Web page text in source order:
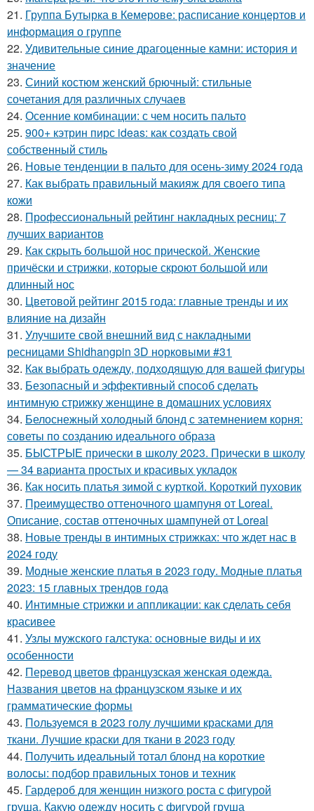
21. Группа Бутырка в Кемерове: расписание концертов и
информация о группе
22. Удивительные синие драгоценные камни: история и
значение
23. Синий костюм женский брючный: стильные
сочетания для различных случаев
24. Осенние комбинации: с чем носить пальто
25. 900+ кэтрин пирс ideas: как создать свой
собственный стиль
26. Новые тенденции в пальто для осень-зиму 2024 года
27. Как выбрать правильный макияж для своего типа
кожи
28. Профессиональный рейтинг накладных ресниц: 7
лучших вариантов
29. Как скрыть большой нос прической. Женские
причёски и стрижки, которые скроют большой или
длинный нос
30. Цветовой рейтинг 2015 года: главные тренды и их
влияние на дизайн
31. Улучшите свой внешний вид с накладными
ресницами Shidhangpin 3D норковыми #31
32. Как выбрать одежду, подходящую для вашей фигуры
33. Безопасный и эффективный способ сделать
интимную стрижку женщине в домашних условиях
34. Белоснежный холодный блонд с затемнением корня:
советы по созданию идеального образа
35. БЫСТРЫЕ прически в школу 2023. Прически в школу
— 34 варианта простых и красивых укладок
36. Как носить платья зимой с курткой. Короткий пуховик
37. Преимущество оттеночного шампуня от Loreal.
Описание, состав оттеночных шампуней от Loreal
38. Новые тренды в интимных стрижках: что ждет нас в
2024 году
39. Модные женские платья в 2023 году. Модные платья
2023: 15 главных трендов года
40. Интимные стрижки и аппликации: как сделать себя
красивее
41. Узлы мужского галстука: основные виды и их
особенности
42. Перевод цветов французская женская одежда.
Названия цветов на французском языке и их
грамматические формы
43. Пользуемся в 2023 голу лучшими красками для
ткани. Лучшие краски для ткани в 2023 году
44. Получить идеальный тотал блонд на короткие
волосы: подбор правильных тонов и техник
45. Гардероб для женщин низкого роста с фигурой
груша. Какую одежду носить с фигурой груша